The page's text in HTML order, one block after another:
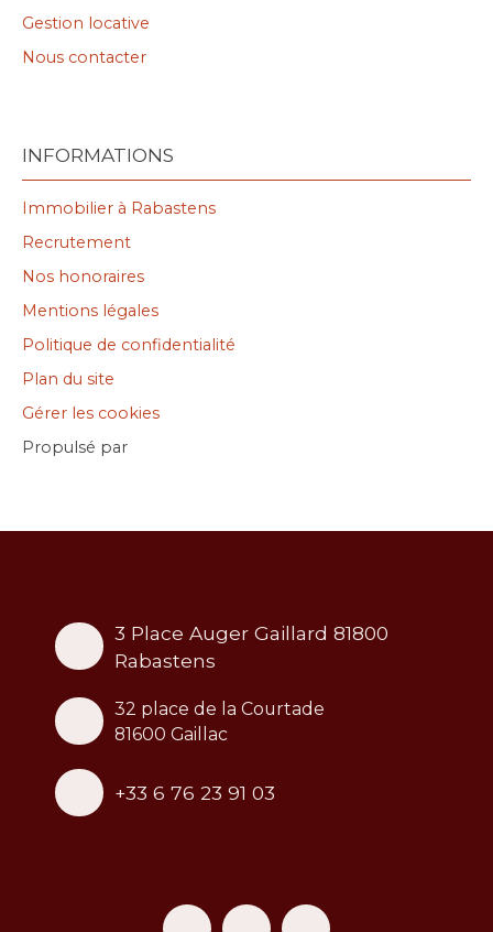
Gestion locative
Nous contacter
INFORMATIONS
Immobilier à Rabastens
Recrutement
Nos honoraires
Mentions légales
Politique de confidentialité
Plan du site
Gérer les cookies
Propulsé par
3 Place Auger Gaillard 81800
Rabastens
32 place de la Courtade
81600 Gaillac
+33 6 76 23 91 03